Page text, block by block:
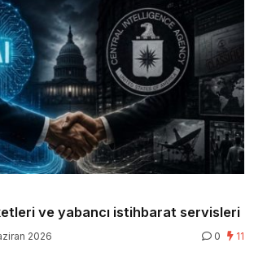
ve yabancı istihbarat servisleri
2026 0 11